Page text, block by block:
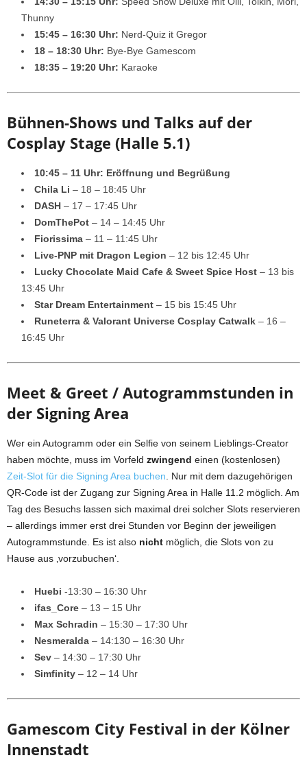
Thunny
15:45 – 16:30 Uhr: Nerd-Quiz it Gregor
18 – 18:30 Uhr: Bye-Bye Gamescom
18:35 – 19:20 Uhr: Karaoke
Bühnen-Shows und Talks auf der
Cosplay Stage (Halle 5.1)
10:45 – 11 Uhr: Eröffnung und Begrüßung
Chila Li – 18 – 18:45 Uhr
DASH – 17 – 17:45 Uhr
DomThePot – 14 – 14:45 Uhr
Fiorissima – 11 – 11:45 Uhr
Live-PNP mit Dragon Legion – 12 bis 12:45 Uhr
Lucky Chocolate Maid Cafe & Sweet Spice Host – 13 bis
13:45 Uhr
Star Dream Entertainment – 15 bis 15:45 Uhr
Runeterra & Valorant Universe Cosplay Catwalk – 16 –
16:45 Uhr
Meet & Greet / Autogrammstunden in
der Signing Area
Wer ein Autogramm oder ein Selfie von seinem Lieblings-Creator
haben möchte, muss im Vorfeld zwingend einen (kostenlosen)
Zeit-Slot für die Signing Area buchen . Nur mit dem dazugehörigen
QR-Code ist der Zugang zur Signing Area in Halle 11.2 möglich. Am
Tag des Besuchs lassen sich maximal drei solcher Slots reservieren
– allerdings immer erst drei Stunden vor Beginn der jeweiligen
Autogrammstunde. Es ist also nicht möglich, die Slots von zu
Hause aus ‚vorzubuchen‘.
Huebi -13:30 – 16:30 Uhr
ifas_Core – 13 – 15 Uhr
Max Schradin – 15:30 – 17:30 Uhr
Nesmeralda – 14:130 – 16:30 Uhr
Sev – 14:30 – 17:30 Uhr
Simfinity – 12 – 14 Uhr
Gamescom City Festival in der Kölner
Innenstadt